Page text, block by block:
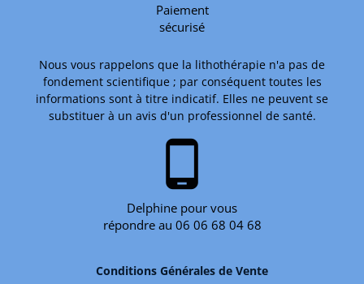
Paiement
sécurisé
Nous vous rappelons que la lithothérapie n'a pas de
fondement scientifique ; par conséquent toutes les
informations sont à titre indicatif. Elles ne peuvent se
substituer à un avis d'un professionnel de santé.
phone_android
Delphine pour vous
répondre au 06 06 68 04 68
Conditions Générales de Vente